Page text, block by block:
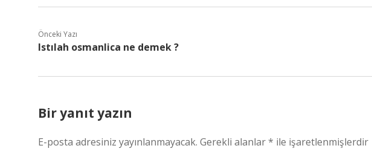
Önceki Yazı
Istılah osmanlica ne demek ?
Bir yanıt yazın
E-posta adresiniz yayınlanmayacak. Gerekli alanlar* ile işaretlenmişlerdir